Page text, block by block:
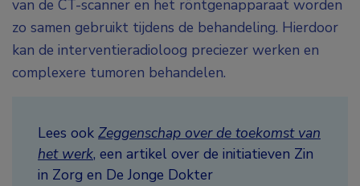
van de CT-scanner en het röntgenapparaat worden
zo samen gebruikt tijdens de behandeling. Hierdoor
kan de interventieradioloog preciezer werken en
complexere tumoren behandelen.
Lees ook Zeggenschap over de toekomst van
het werk, een artikel over de initiatieven Zin
in Zorg en De Jonge Dokter